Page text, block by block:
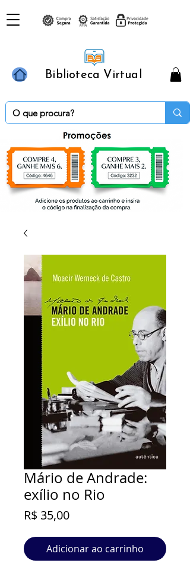
Biblioteca Virtual
Mário de Andrade:
exílio no Rio
R$ 35,00Preço
Adicionar ao carrinho